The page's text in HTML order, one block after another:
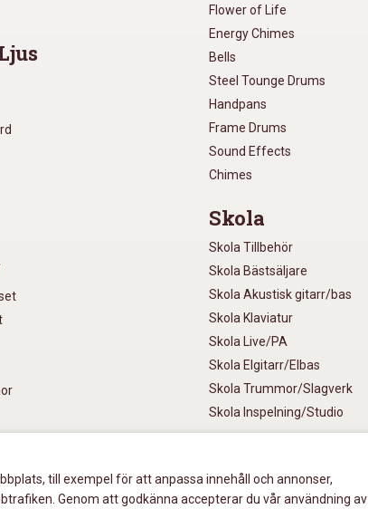
Flower of Life
Energy Chimes
Bells
Steel Tounge Drums
Handpans
Frame Drums
Sound Effects
Chimes
Skola
Skola Tillbehör
Skola Bästsäljare
Skola Akustisk gitarr/bas
Skola Klaviatur
Skola Live/PA
Skola Elgitarr/Elbas
Skola Trummor/Slagverk
Skola Inspelning/Studio
till exempel för att anpassa innehåll och annonser,
Genom att godkänna accepterar du vår användning av